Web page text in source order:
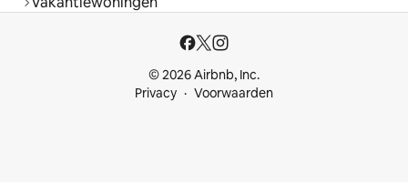
© 2026 Airbnb, Inc.
Privacy
Voorwaarden